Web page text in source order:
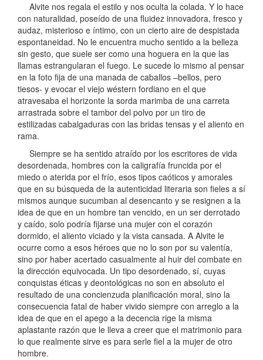
Alvite nos regala el estilo y nos oculta la colada. Y lo hace
con naturalidad, poseído de una fluidez innovadora, fresco y
audaz, misterioso e íntimo, con un cierto aire de despistada
espontaneidad. No le encuentra mucho sentido a la belleza
sin gesto, que suele ser como una hoguera en la que las
llamas estrangularan el fuego. Le sucede lo mismo al pensar
en la foto fija de una manada de caballos –bellos, pero
tiesos- y evocar el viejo wéstern fordiano en el que
atravesaba el horizonte la sorda marimba de una carreta
arrastrada sobre el tambor del polvo por un tiro de
estilizadas cabalgaduras con las bridas tensas y el aliento en
rama.
Siempre se ha sentido atraído por los escritores de vida
desordenada, hombres con la caligrafía fruncida por el
miedo o aterida por el frío, esos tipos caóticos y amorales
que en su búsqueda de la autenticidad literaria son fieles a sí
mismos aunque sucumban al desencanto y se resignen a la
idea de que en un hombre tan vencido, en un ser derrotado
y caído, solo podría fijarse una mujer con el corazón
dormido, el aliento viciado y la vista cansada. A Alvite le
ocurre como a esos héroes que no lo son por su valentía,
sino por haber acertado casualmente al huir del combate en
la dirección equivocada. Un tipo desordenado, sí, cuyas
conquistas éticas y deontológicas no son en absoluto el
resultado de una concienzuda planificación moral, sino la
consecuencia fatal de haber vivido siempre con arreglo a la
idea de que en el apego a la decencia rige la misma
aplastante razón que le lleva a creer que el matrimonio para
lo que realmente sirve es para serle fiel a la mujer de otro
hombre.